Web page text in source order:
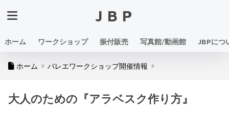
JBP
ホーム ワークショップ 振付販売 写真館/動画館 JBPにつ
ホーム バレエワークショップ開催情報
大人のための『アラベスク作り方』